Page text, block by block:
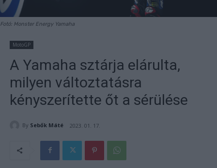
Fotó: Monster Energy Yamaha
MotoGP
A Yamaha sztárja elárulta,
milyen változtatásra
kényszerítette őt a sérülése
By Sebők Máté 2023. 01. 17.